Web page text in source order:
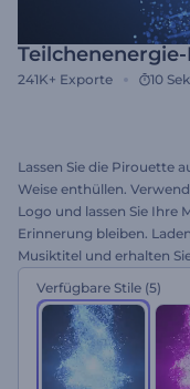
241K+ Exporte 10
Lassen Sie die Pirouette
Weise enthüllen.
Logo und lassen Sie Ihre
Erinnerung bleiben.
Musiktitel und erhalten
Promos, YouTube-
Bringen Sie Ihren Erfolg
kostenlos aus!
Verfügbare Stile (5)